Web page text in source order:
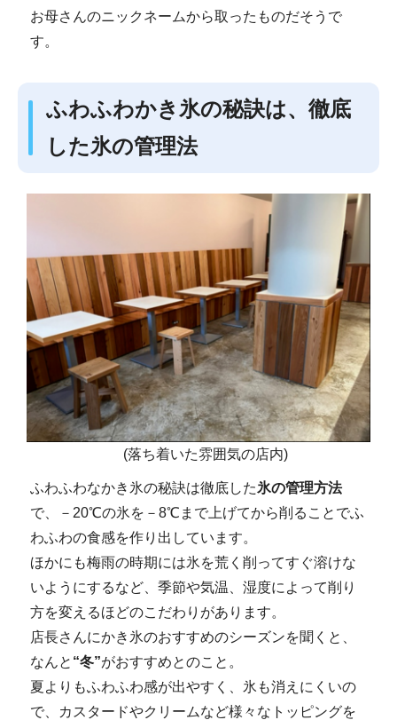
お母さんのニックネームから取ったものだそうで
す。
ふわふわかき氷の秘訣は、徹底
した氷の管理法
(落ち着いた雰囲気の店内)
ふわふわなかき氷の秘訣は徹底した氷の管理方法
で、－20℃の氷を－8℃まで上げてから削ることでふ
わふわの食感を作り出しています。
ほかにも梅雨の時期には氷を荒く削ってすぐ溶けな
いようにするなど、季節や気温、湿度によって削り
方を変えるほどのこだわりがあります。
店長さんにかき氷のおすすめのシーズンを聞くと、
なんと “冬”がおすすめとのこと。
夏よりもふわふわ感が出やすく、氷も消えにくいの
で、カスタードやクリームなど様々なトッピングを